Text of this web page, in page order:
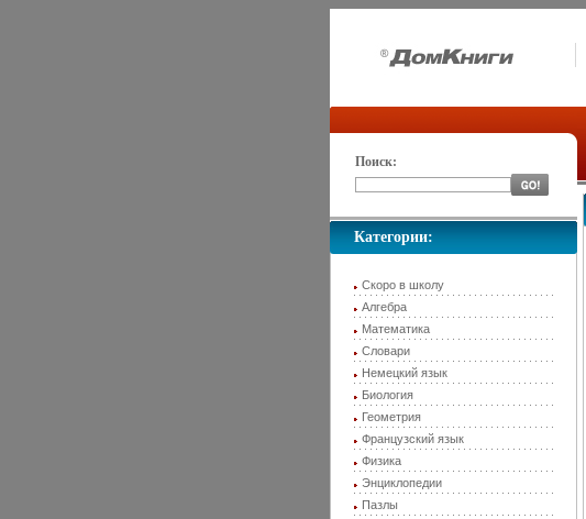
Поиск:
Категории:
Скоро в школу
Алгебра
Математика
Словари
Немецкий язык
Биология
Геометрия
Французский язык
Физика
Энциклопедии
Пазлы